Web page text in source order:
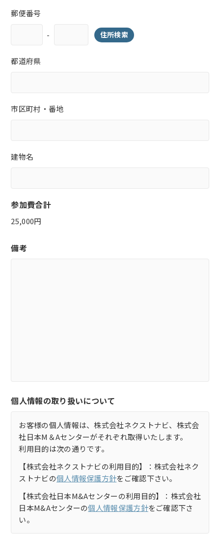
郵便番号
- 住所検索
都道府県
市区町村・番地
建物名
参加費合計
25,000円
備考
個人情報の取り扱いについて
お客様の個人情報は、株式会社ネクストナビ、株式会
社日本M＆Aセンターがそれぞれ取得いたします。
利用目的は次の通りです。
【株式会社ネクストナビの利用目的】：株式会社ネク
ストナビの個人情報保護方針をご確認下さい。
【株式会社日本M&Aセンターの利用目的】：株式会社
日本M&Aセンターの個人情報保護方針をご確認下さ
い。